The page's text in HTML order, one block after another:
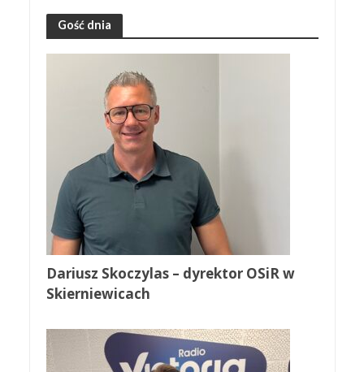
Gość dnia
Dariusz Skoczylas – dyrektor OSiR w
Skierniewicach